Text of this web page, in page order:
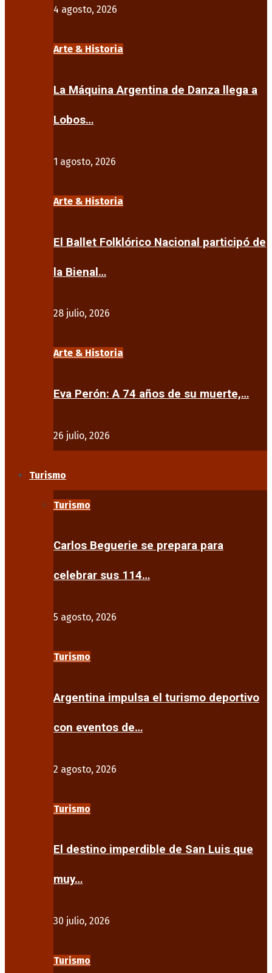
4 agosto, 2026
Arte & Historia
La Máquina Argentina de Danza llega a
Lobos…
1 agosto, 2026
Arte & Historia
El Ballet Folklórico Nacional participó de
la Bienal…
28 julio, 2026
Arte & Historia
Eva Perón: A 74 años de su muerte,…
26 julio, 2026
Turismo
Turismo
Carlos Beguerie se prepara para
celebrar sus 114…
5 agosto, 2026
Turismo
Argentina impulsa el turismo deportivo
con eventos de…
2 agosto, 2026
Turismo
El destino imperdible de San Luis que
muy…
30 julio, 2026
Turismo